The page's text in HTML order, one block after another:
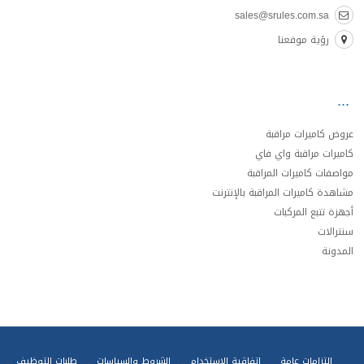
sales@srules.com.sa
رؤية موقعنا
عروض كاميرات مراقبة
كاميرات مراقبة واي فاي
مواصفات كاميرات المراقبة
مشاهدة كاميرات المراقبة بالإنترنت
أجهزة تتبع المركبات
سنترالات
المدونة